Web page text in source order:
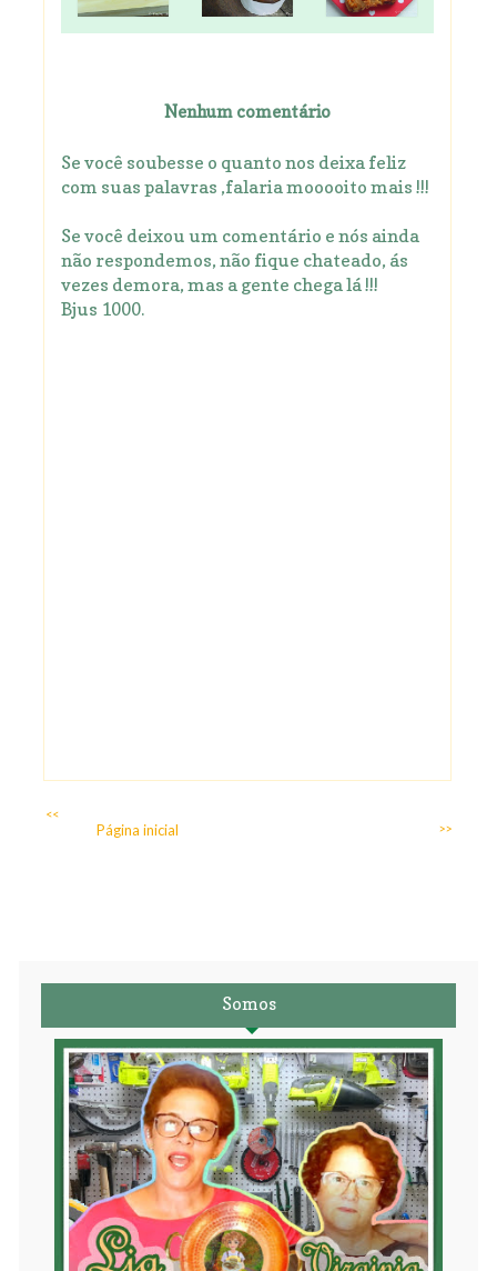
Nenhum comentário
Se você soubesse o quanto nos deixa feliz
com suas palavras ,falaria mooooito mais !!!
Se você deixou um comentário e nós ainda
não respondemos, não fique chateado, ás
vezes demora, mas a gente chega lá !!!
Bjus 1000.
<<
>>
Página inicial
Somos